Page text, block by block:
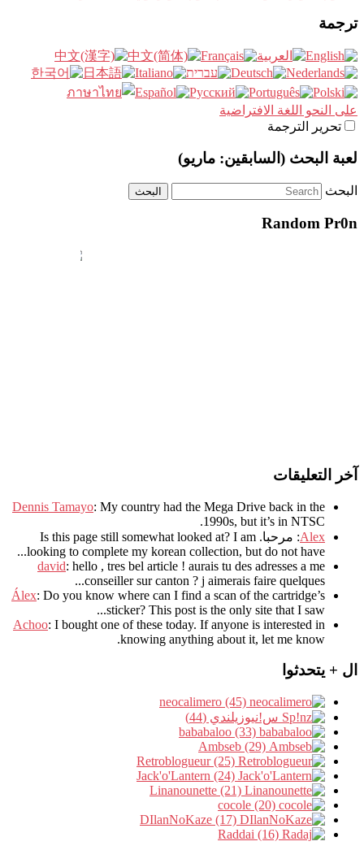
ترجمة
على النحو اللغة الافتراضية
تحرير الترجمة
لعبة البحث (السابقين: ماريو)
البحث
Random Pr0n
آخر التعليقات
Dennis Tamayo: My country had the Mega Drive back in the
1990s, but it’s in NTSC
.
Alex: مرحبا. Is this page still somewhat looked at? I am
looking to complete my korean collection, but do not have..
.
david: hello , tres bel article ! aurais tu des adresses a me
conseiller sur canton ? j aimerais faire quelques..
.
Álex: Do you know where can I find a scan of the cartridge’s
sticker? This post is the only site that I saw...
Achoo: I bought one of these today. If anyone is interested in
knowing anything about it, let me know.
ال + يتحدثوا
س!نيوزيلندي (44)